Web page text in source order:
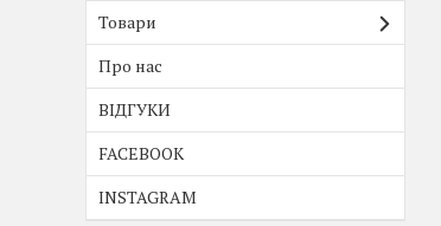
Товари
Про нас
ВІДГУКИ
FACEBOOK
INSTAGRAM